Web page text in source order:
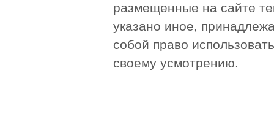
размещенные на сайте
указано иное,
собой право
своему усмотрению.